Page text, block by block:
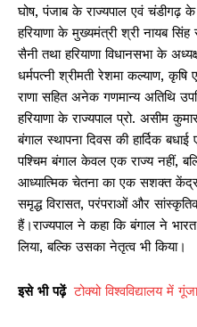
घोष, पंजाब के राज्यपाल एवं चंडीगढ़
हरियाणा के मुख्यमंत्री श्री नायब
सैनी तथा हरियाणा विधानसभा के
धर्मपत्नी श्रीमती रेशमा कल्याण,
राणा सहित अनेक गणमान्य अतिथि
हरियाणा के राज्यपाल प्रो. असीम
बंगाल स्थापना दिवस की हार्दिक
पश्चिम बंगाल केवल एक राज्य नहीं,
आध्यात्मिक चेतना का एक सशक्त
समृद्ध विरासत, परंपराओं और
हैं।राज्यपाल ने कहा कि बंगाल ने
लिया, बल्कि उसका नेतृत्व भी किया।
इसे भी पढ़ें टोक्यो विश्वविद्यालय में